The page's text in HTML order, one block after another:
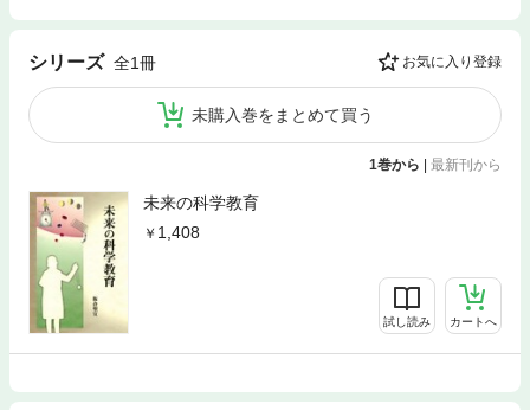
シリーズ 全1冊 お気に入り登録
未購入巻をまとめて買う
1巻から 最新刊から
未来の科学教育
1,408
試し読み カートへ